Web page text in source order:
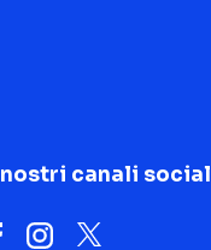
I nostri canali social